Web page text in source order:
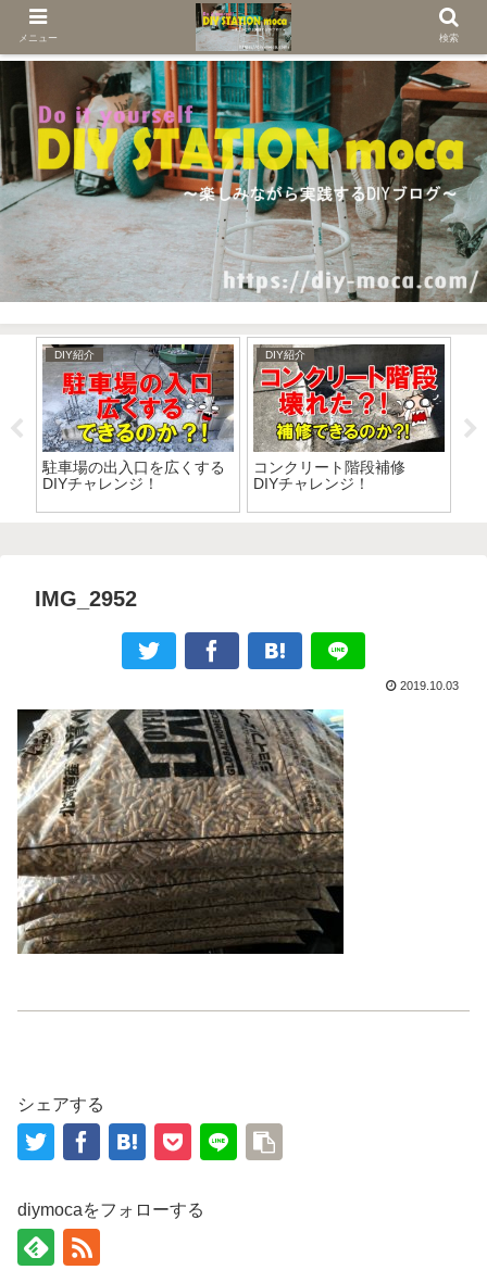
DIY紹介
駐車場の出入口を広くする
DIYチャレンジ！
DIY紹介
コンクリート階段補修
DIYチャレンジ！
IMG_2952
2019.10.03
シェアする
diymocaをフォローする
メニュー 検索